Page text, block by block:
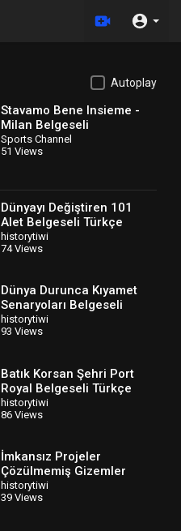
Autoplay
Stavamo Bene Insieme -
Milan Belgeseli
Sports Channel
51 Views
Dünyayı Değiştiren 101
Alet Belgeseli Türkçe
Dublaj
historytiwi
74 Views
Dünya Durunca Kıyamet
Senaryoları Belgeseli
Türkçe Dublaj
historytiwi
93 Views
Batık Korsan Şehri Port
Royal Belgeseli Türkçe
Dublaj
historytiwi
86 Views
İmkansız Projeler
Çözülmemiş Gizemler
Belgeseli Türkçe Dublaj
historytiwi
39 Views